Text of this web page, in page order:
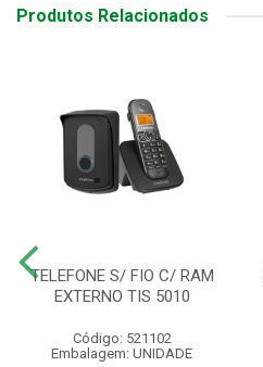
Produtos Relacionados
TELEFONE S/ FIO C/ RAM
EXTERNO TIS 5010
Código: 521102
Embalagem: UNIDADE